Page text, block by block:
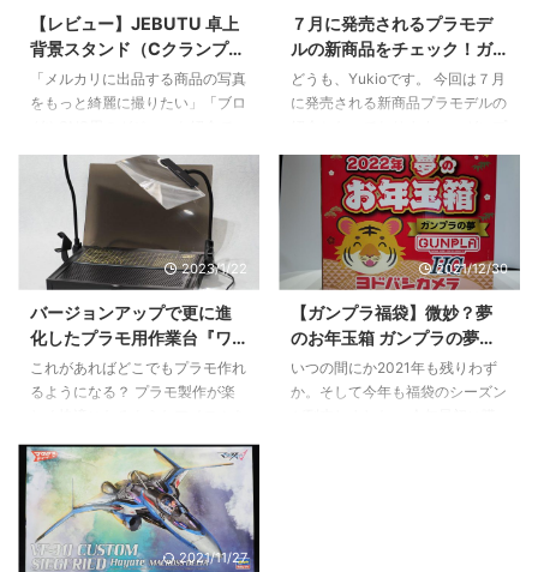
【レビュー】JEBUTU 卓上
背景スタンド（Cクランプ
式）が物撮りに最強な理
由。省スペースで安定感抜
「メルカリに出品する商品の写真
をもっと綺麗に撮りたい」「ブロ
う思って背景紙を買ったものの、
「背景紙をどうやって固定する
か」で悩んでいませんか？ 一般
的な三脚タイプのスタンドは場所
を取るし、足元が邪魔。かといっ
て壁にテープで貼るのは跡が残る
し準備が面倒……。 そんな悩みを
一発で解決してくれるのが、
JEBUTUの「Cクランプ式 T字型
デスクトップ背景スタンド」で
である理由を詳しくお伝えしま ...
７月に発売されるプラモデ
ルの新商品をチェック！ガ
ンプラやスケールモデルな
ど注目のラインナップを紹
どうも、Yukioです。 今回は７月
に発売される新商品プラモデルの
ジャンルの商品が登場しますの
で、ぜひチェックしてみてくださ
いね。 バンダイ HG 1/144 ガン
ダムシュバルゼッテ 2023年7月8
日(土)発売、価格は2,090円（税
込）。『機動戦士ガンダム 水星
の魔女』より、「ガンダムシュバ
ルゼッテ」がHGシリーズに登
場。首や腰部にボールジョイント
を採用し前後傾のポージングが楽
2023/1/22
バージョンアップで更に進
化したプラモ用作業台『ワ
ークステーション Ver2.0
Pro』をレビュー【プラモ向
これがあればどこでもプラモ作れ
るようになる？ プラモ製作が楽
委員会から、これまでの「ワーク
ステーション Pro」をバージョン
アップした新型が発売されまし
た。 その名も「ワークステーシ
ョン Ver2.0 Pro」。 前作からさ
2021/12/30
【ガンプラ福袋】微妙？夢
のお年玉箱 ガンプラの夢の
中身はどうだ【ヨドバシ福
袋2022】
いつの間にか2021年も残りわず
か。そして今年も福袋のシーズン
2021/11/27